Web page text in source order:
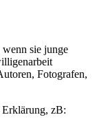
sie junge
Fotografen,
Erklärung, zB: